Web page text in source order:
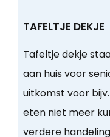
TAFELTJE DEKJE
Tafeltje dekje
aan huis voor
uitkomst voor
eten niet meer
verdere